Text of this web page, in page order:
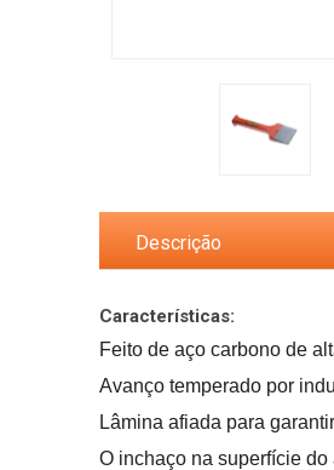
Descrição
Características:
O inchaço na superfície